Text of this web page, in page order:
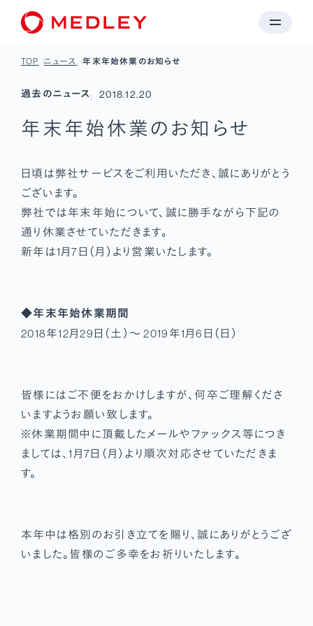
TOP ニュース 年末年始休業のお知らせ
過去のニュース 2018.12.20
年末年始休業のお知らせ
日頃は弊社サービスをご利用いただき、誠にありがとう
ございます。
弊社では年末年始について、誠に勝手ながら下記の
通り休業させていただきます。
新年は1月7日（月）より営業いたします。
◆年末年始休業期間
2018年12月29日（土）～ 2019年1月6日（日）
皆様にはご不便をおかけしますが、何卒ご理解くださ
いますようお願い致します。
※休業期間中に頂戴したメールやファックス等につき
ましては、1月7日（月）より順次対応させていただきま
す。
本年中は格別のお引き立てを賜り、誠にありがとうござ
いました。皆様のご多幸をお祈りいたします。